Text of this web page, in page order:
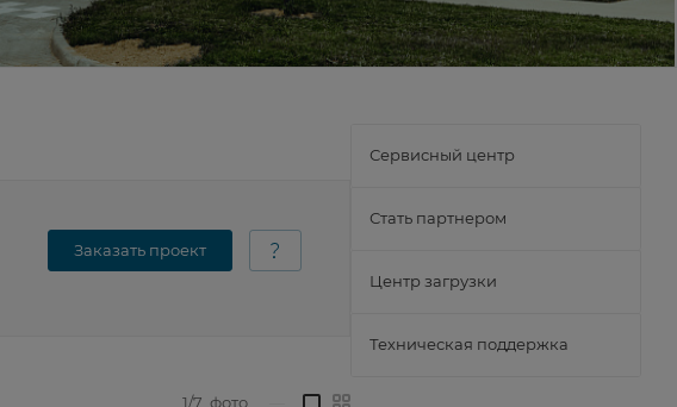
Заказать проект
1/7 фото
Сервисный центр
Стать партнером
Центр загрузки
Техническая поддержка